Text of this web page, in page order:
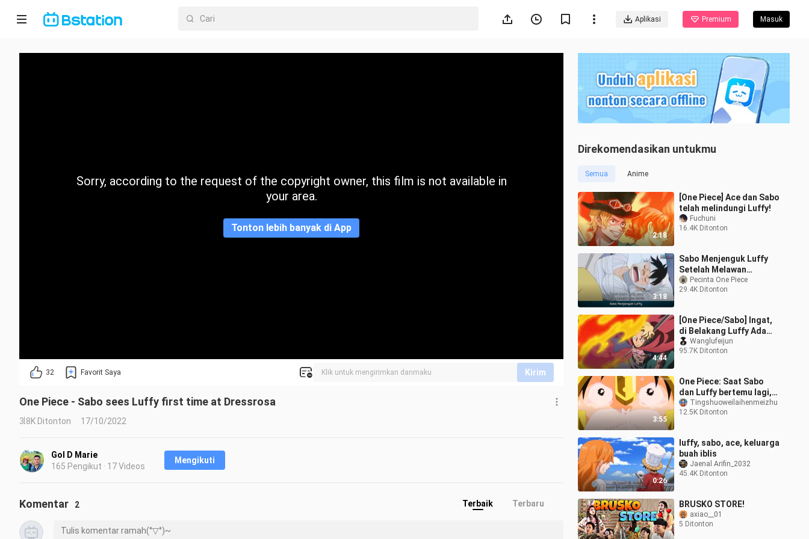
Aplikasi Premium Masuk
Halaman
KategoriSorry, according to the request of the copyright owner, this film is not available in
your area.
Tonton lebih banyak di App
32 Favorit Saya Kirim
One Piece - Sabo sees Luffy first time at Dressrosa
3.8K Ditonton 17/10/2022
Gol D Marie
165 Pengikut · 17 Videos
Mengikuti
Direkomendasikan untukmu
Semua Anime
2:18
[One Piece] Ace dan Sabo
telah melindungi Luffy!
Fuchuni
16.4K Ditonton
3:18
Sabo Menjenguk Luffy
Setelah Melawan
Doflamingo
Pecinta One Piece
29.4K Ditonton
4:44
[One Piece/Sabo] Ingat,
di Belakang Luffy Ada
AkuWanglufeijun
95.7K Ditonton
3:55
One Piece: Saat Sabo
dan Luffy bertemu lagi,
Oda juga sangat
memahami romansa pria!
Tingshuoweilaihenmeizhu
12.5K Ditonton
0:26
luffy, sabo, ace, keluarga
buah iblis
Jaenal Arifin_2032
45.4K Ditonton
BRUSKO STORE!
axiao__01
5 Ditonton
Komentar 2 Terbaik Terbaru